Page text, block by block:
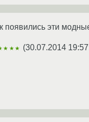
появились эти
(30.07.2014